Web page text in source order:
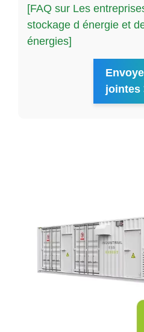
[FAQ sur Les
stockage d énergie et
énergies]
jointes